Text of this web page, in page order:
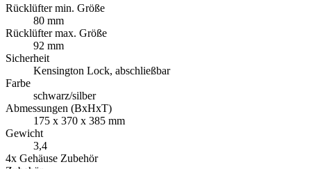
Rücklüfter min. Größe
80 mm
Rücklüfter max. Größe
92 mm
Sicherheit
Kensington Lock, abschließbar
Farbe
schwarz/silber
Abmessungen (BxHxT)
175 x 370 x 385 mm
Gewicht
3,4
4x Gehäuse Zubehör